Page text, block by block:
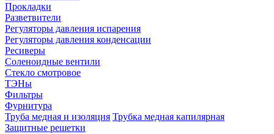
Прокладки
Разветвители
Регуляторы давления испарения
Регуляторы давления конденсации
Ресиверы
Соленоидные вентили
Стекло смотровое
ТЭНы
Фильтры
Фурнитура
Труба медная и изоляция Трубка медная капилярная
Защитные решетки